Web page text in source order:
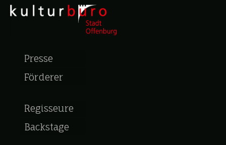
Presse
Förderer
Regisseure
Backstage